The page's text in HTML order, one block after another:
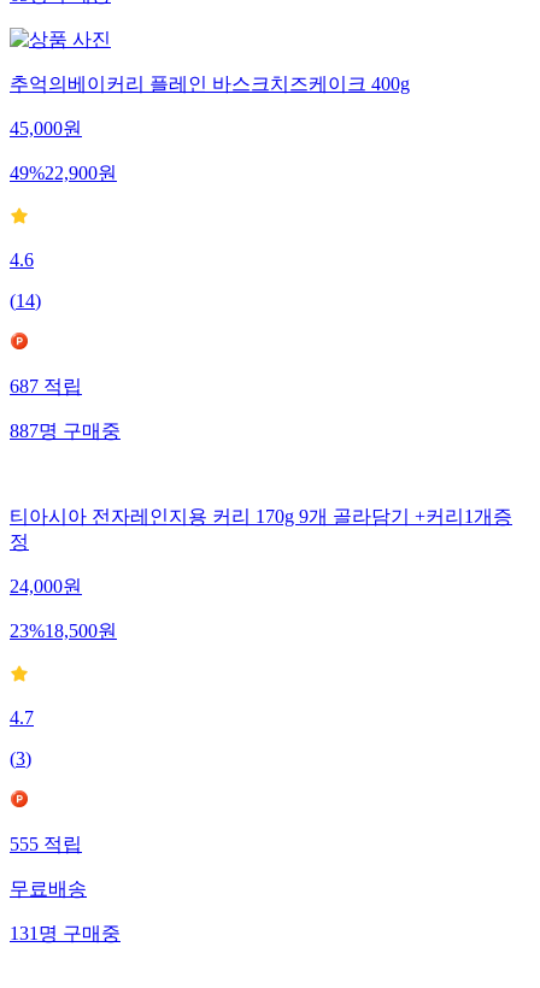
추억의베이커리 플레인 바스크치즈케이크 400g
45,000원
49%22,900원
4.6
(14)
687 적립
887명 구매중
티아시아 전자레인지용 커리 170g 9개 골라담기 +커리1개증
정
24,000원
23%18,500원
4.7
(3)
555 적립
무료배송
131 명 구매중